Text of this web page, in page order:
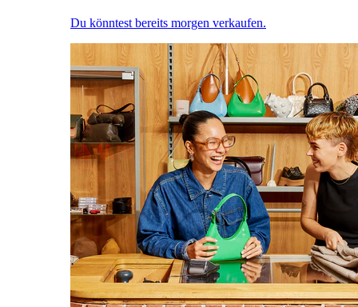
Du könntest bereits morgen verkaufen.